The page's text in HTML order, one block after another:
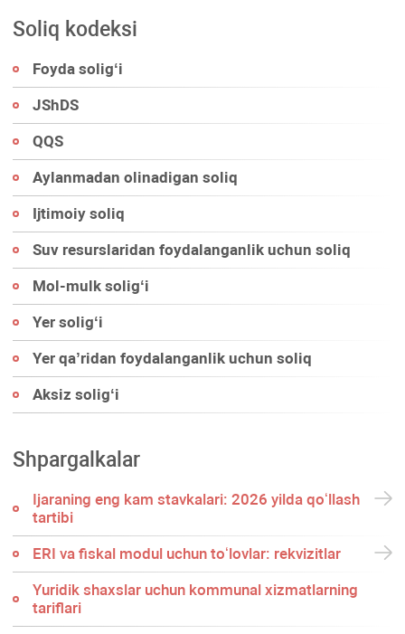
Soliq kodeksi
Foyda soligʻi
JShDS
QQS
Aylanmadan olinadigan soliq
Ijtimoiy soliq
Suv resurslaridan foydalanganlik uchun soliq
Mol-mulk soligʻi
Yer soligʻi
Yer qa’ridan foydalanganlik uchun soliq
Aksiz soligʻi
Shpargalkalar
Ijaraning eng kam stavkalari: 2026 yilda qoʻllash
tartibi
ERI va fiskal modul uchun toʻlovlar: rekvizitlar
Yuridik shaхslar uchun kommunal хizmatlarning
tariflari